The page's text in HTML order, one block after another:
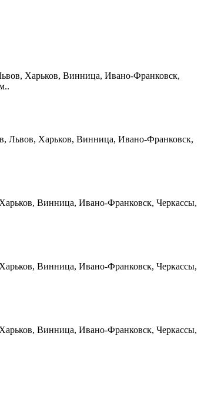
Харьков, Винница, Ивано-Франковск,
Львов, Харьков, Винница, Ивано-Франковск,
Винница, Ивано-Франковск, Черкассы,
Винница, Ивано-Франковск, Черкассы,
Винница, Ивано-Франковск, Черкассы,